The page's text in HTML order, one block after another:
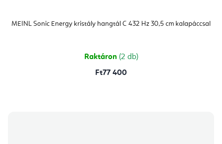
MEINL Sonic Energy kristály hangtál C 432 Hz 30,5 cm kalapáccsal
Raktáron (2 db)
Ft77 400